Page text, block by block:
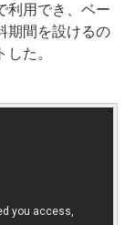
利用でき、ベー
期間を設けるの
た。